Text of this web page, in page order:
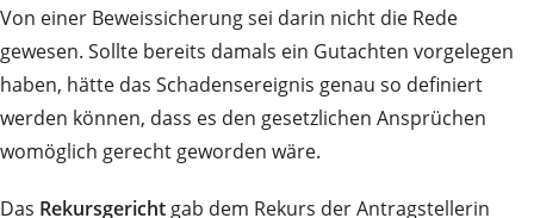
Von einer Beweissicherung sei darin nicht die Rede
gewesen. Sollte bereits damals ein Gutachten vorgelegen
haben, hätte das Schadensereignis genau so definiert
werden können, dass es den gesetzlichen Ansprüchen
womöglich gerecht geworden wäre.
Das Rekursgericht gab dem Rekurs der Antragstellerin